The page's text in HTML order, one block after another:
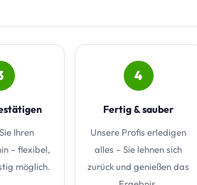
Ihren
– flexibel,
möglich.
4
Fertig & sauber
Unsere Profis erledigen
alles – Sie lehnen sich
zurück und genießen das